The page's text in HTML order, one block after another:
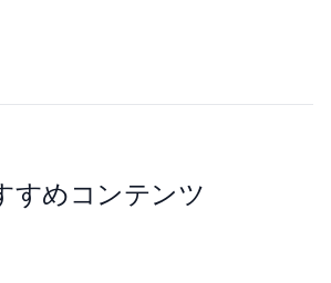
すめコンテンツ